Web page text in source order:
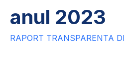
anul 2023
RAPORT TRANSPARENTA